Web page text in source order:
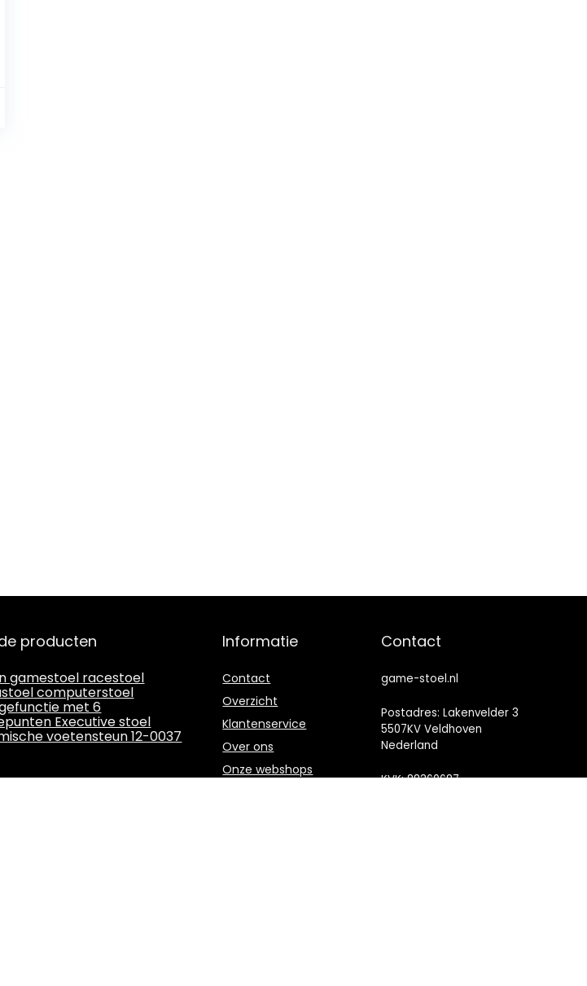
producten
gamestoel racestoel
computerstoel
met 6
Executive stoel
voetensteun 12-0037
Informatie
Contact
Overzicht
Klantenservice
Over ons
Onze webshops
Contact
game-stoel.nl
Postadres: Lakenvelder 3
5507KV Veldhoven
Nederland
KVK: 88360687